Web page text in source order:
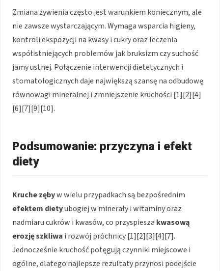
Zmiana żywienia często jest warunkiem koniecznym, ale
nie zawsze wystarczającym. Wymaga wsparcia higieny,
kontroli ekspozycji na kwasy i cukry oraz leczenia
współistniejących problemów jak bruksizm czy suchość
jamy ustnej. Połączenie interwencji dietetycznych i
stomatologicznych daje największą szansę na odbudowę
równowagi mineralnej i zmniejszenie kruchości [1][2][4]
[6][7][9][10].
Podsumowanie: przyczyna i efekt
diety
Kruche zębyw wielu przypadkach są bezpośrednim
efektem dietyubogiej w minerały i witaminy oraz
nadmiaru cukrów i kwasów, co przyspiesza kwasową
erozję szkliwa i rozwój próchnicy [1][2][3][4][7].
Jednocześnie kruchość potęgują czynniki miejscowe i
ogólne, dlatego najlepsze rezultaty przynosi podejście